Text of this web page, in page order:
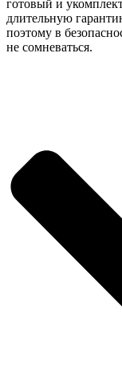
готовый и
длительную
поэтому в
не сомневаться.